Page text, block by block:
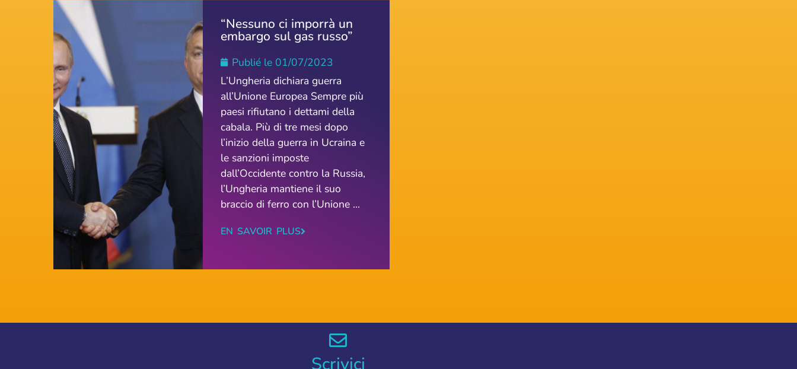
“Nessuno ci imporrà un
embargo sul gas russo”
Publié le 01/07/2023
L’Ungheria dichiara guerra
all’Unione Europea Sempre più
paesi rifiutano i dettami della
cabala. Più di tre mesi dopo
l’inizio della guerra in Ucraina e
le sanzioni imposte
dall’Occidente contro la Russia,
l’Ungheria mantiene il suo
braccio di ferro con l’Unione ...
EN SAVOIR PLUS
Scrivici